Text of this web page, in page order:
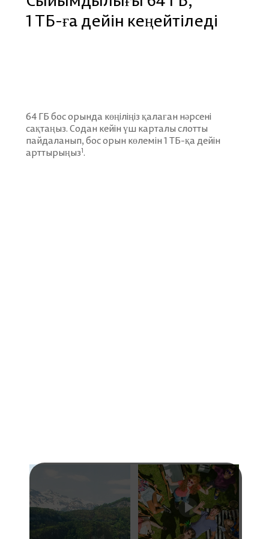
1 ТБ-ға дейін кеңейтіледі
64 ГБ бос орында көңіліңіз қалаған нәрсені
сақтаңыз. Содан кейін үш карталы слотты
пайдаланып, бос орын көлемін 1 ТБ-қа дейін
арттырыңыз1.